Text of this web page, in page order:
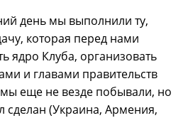
мы выполнили ту,
которая перед нами
ядро Клуба, организовать
и главами правительств
еще не везде побывали, но
сделан (Украина, Армения,